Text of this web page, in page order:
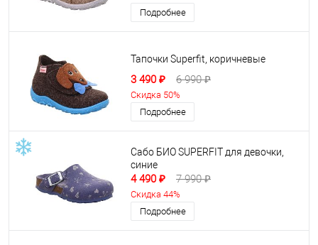
Подробнее
Тапочки Superfit, коричневые
3 490 ₽ 6 990 ₽
Скидка 50%
Подробнее
Сабо БИО SUPERFIT для девочки,
синие
4 490 ₽ 7 990 ₽
Скидка 44%
Подробнее